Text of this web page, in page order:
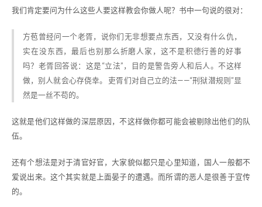
我们肯定要问为什么这些人要这样教会你做人呢？书中一句说的很对：
方苞曾经问一个老胥，说你们无非想要点东西，又没有什么仇，
实在没东西，最后也别那么折磨人家，这不是积德行善的好事
吗？老胥回答说：这是“立法”，目的是警告旁人和后人。不这样
做，别人就会心存侥幸。 吏胥们对自己立的法——“刑狱潜规则”显
然是一丝不苟的。
这就是他们这样做的深层原因，不这样做你都可能会被剔除出他们的队
伍。
还有个想法是对于清官好官，大家貌似都只是心里知道，国人一般都不
爱说出来。这个其实就是上面晏子的遭遇。而所谓的恶人是很善于宣传
的。